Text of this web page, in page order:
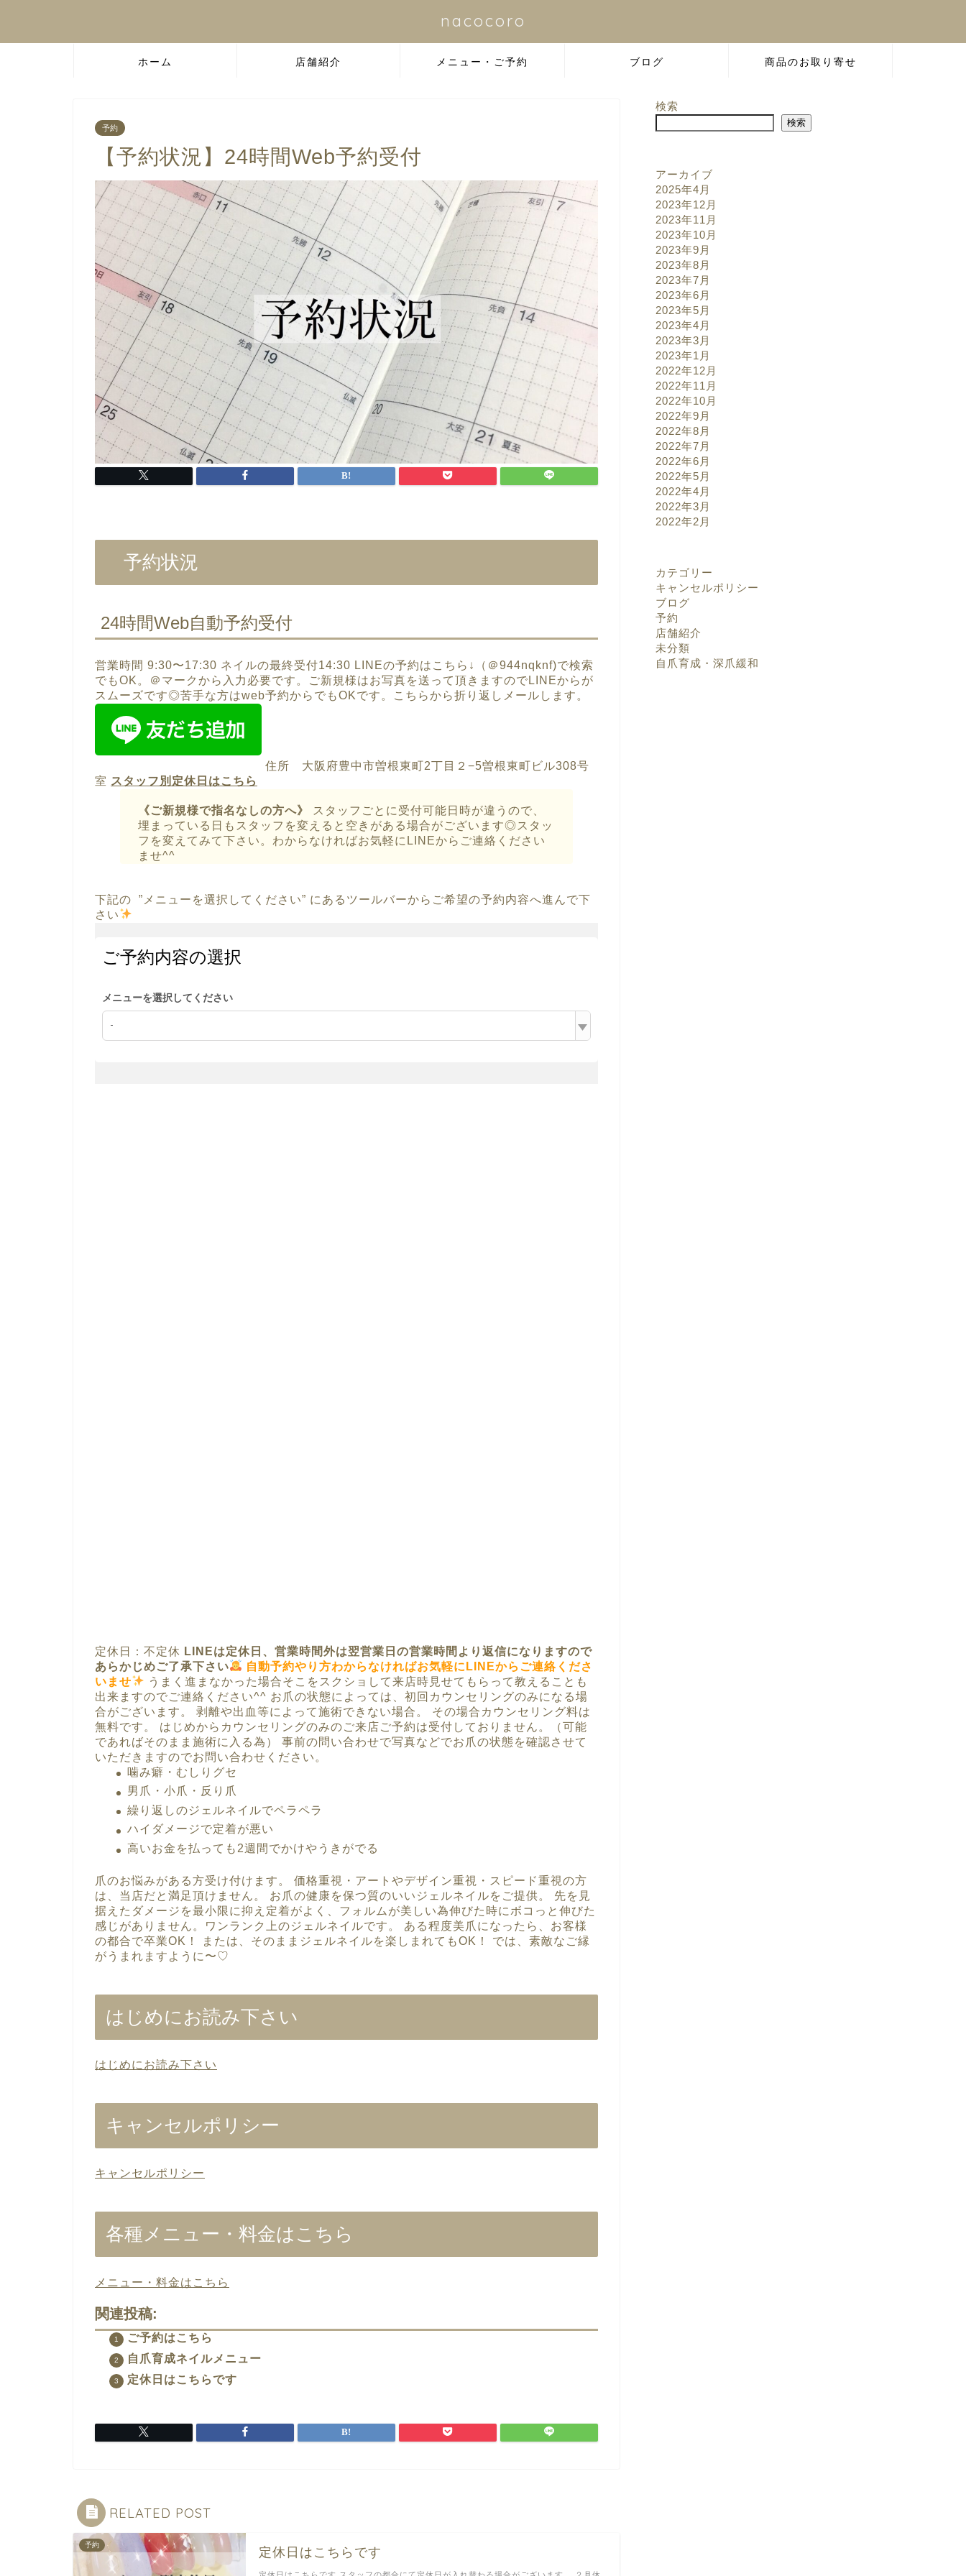
nacocoro
ホーム 店舗紹介 メニュー・ご予約 ブログ 商品のお取り寄せ
予約
【予約状況】24時間Web予約受付
予約状況
24時間Web自動予約受付
営業時間 9:30〜17:30 ネイルの最終受付14:30 LINEの予約はこちら↓（＠944nqknf)で検索
でもOK。＠マークから入力必要です。ご新規様はお写真を送って頂きますのでLINEからが
スムーズです◎苦手な方はweb予約からでもOKです。こちらから折り返しメールします。
住所 大阪府豊中市曽根東町2丁目２−5曽根東町ビル308号
室 スタッフ別定休日はこちら
《ご新規様で指名なしの方へ》
スタッフごとに受付可能日時が違うので、
埋まっている日もスタッフを変えると空きがある場合がございます◎スタッ
フを変えてみて下さい。わからなければお気軽にLINEからご連絡ください
ませ^^
下記の ”メニューを選択してください” にあるツールバーからご希望の予約内容へ進んで下
さい
定休日：不定休 LINEは定休日、営業時間外は翌営業日の営業時間より返信になりますので
あらかじめご了承下さい
自動予約やり方わからなければお気軽にLINEからご連絡くださ
いませ
うまく進まなかった場合そこをスクショして来店時見せてもらって教えることも
出来ますのでご連絡ください^^ お爪の状態によっては、初回カウンセリングのみになる場
合がございます。 剥離や出血等によって施術できない場合。 その場合カウンセリング料は
無料です。 はじめからカウンセリングのみのご来店ご予約は受付しておりません。（可能
であればそのまま施術に入る為） 事前の問い合わせで写真などでお爪の状態を確認させて
いただきますのでお問い合わせください。
噛み癖・むしりグセ
男爪・小爪・反り爪
繰り返しのジェルネイルでペラペラ
ハイダメージで定着が悪い
高いお金を払っても2週間でかけやうきがでる
爪のお悩みがある方受け付けます。 価格重視・アートやデザイン重視・スピード重視の方
は、当店だと満足頂けません。 お爪の健康を保つ質のいいジェルネイルをご提供。 先を見
据えたダメージを最小限に抑え定着がよく、フォルムが美しい為伸びた時にボコっと伸びた
感じがありません。ワンランク上のジェルネイルです。 ある程度美爪になったら、お客様
の都合で卒業OK！ または、そのままジェルネイルを楽しまれてもOK！ では、素敵なご縁
がうまれますように〜♡
はじめにお読み下さい
はじめにお読み下さい
キャンセルポリシー
キャンセルポリシー
各種メニュー・料金はこちら
メニュー・料金はこちら
関連投稿:
ご予約はこちら
自爪育成ネイルメニュー
定休日はこちらです
RELATED POST
予約
定休日はこちらです
定休日はこちらです スタッフの都合にて定休日が入れ替わる場合がございます。 ２月休
検索
検索
アーカイブ
2025年4月
2023年12月
2023年11月
2023年10月
2023年9月
2023年8月
2023年7月
2023年6月
2023年5月
2023年4月
2023年3月
2023年1月
2022年12月
2022年11月
2022年10月
2022年9月
2022年8月
2022年7月
2022年6月
2022年5月
2022年4月
2022年3月
2022年2月
カテゴリー
キャンセルポリシー
ブログ
予約
店舗紹介
未分類
自爪育成・深爪緩和